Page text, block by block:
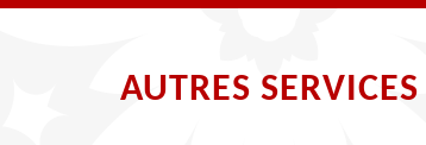
AUTRES SERVICES